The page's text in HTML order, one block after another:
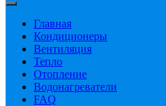
Главная
Кондиционеры
Вентиляция
Тепло
Отопление
Водонагреватели
FAQ